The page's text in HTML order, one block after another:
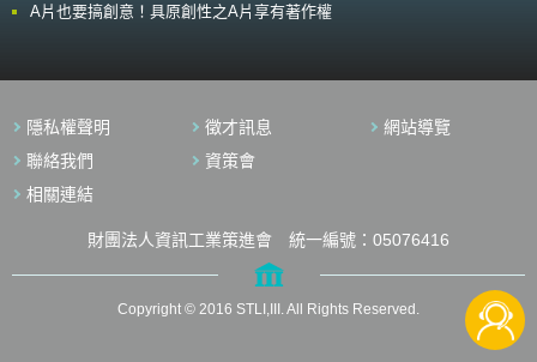
A片也要搞創意！具原創性之A片享有著作權
隱私權聲明 徵才訊息
網站導覽
聯絡我們
資策會
相關連結
財團法人資訊工業策進會 統一編號：05076416
Copyright © 2016 STLI,III. All Rights Reserved.